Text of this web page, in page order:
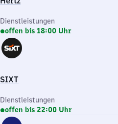
Dienstleistungen
offen bis 18:00 Uhr
SIXT
Dienstleistungen
offen bis 22:00 Uhr